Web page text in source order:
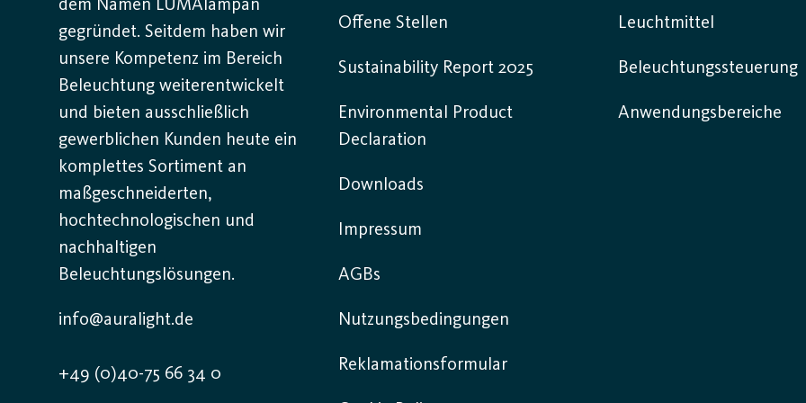
dem Namen LUMAlampan
gegründet. Seitdem haben wir
unsere Kompetenz im Bereich
Beleuchtung weiterentwickelt
und bieten ausschließlich
gewerblichen Kunden heute ein
komplettes Sortiment an
maßgeschneiderten,
hochtechnologischen und
nachhaltigen
Beleuchtungslösungen.
info@auralight.de
+49 (0)40-75 66 34 0
Offene Stellen
Sustainability Report 2025
Environmental Product
Declaration
Downloads
Impressum
AGBs
Nutzungsbedingungen
Reklamationsformular
Leuchtmittel
Beleuchtungssteuerung
Anwendungsbereiche